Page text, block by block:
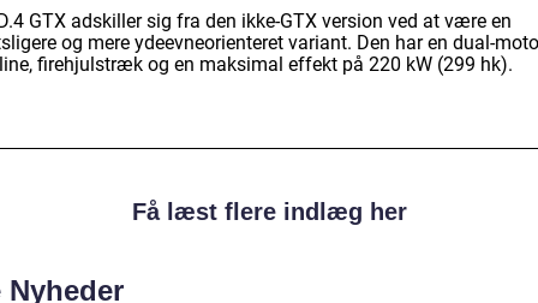
GTX adskiller sig fra den ikke-GTX version ved at være en
og mere ydeevneorienteret variant. Den har en dual-
firehjulstræk og en maksimal effekt på 220 kW (299 hk).
Få læst flere indlæg her
Nyheder